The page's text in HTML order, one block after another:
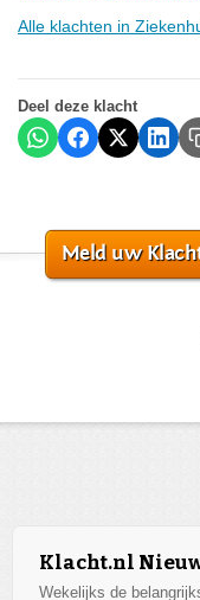
Alle klachten in
Deel deze klacht
Meld uw
Klacht.nl
Wekelijks de